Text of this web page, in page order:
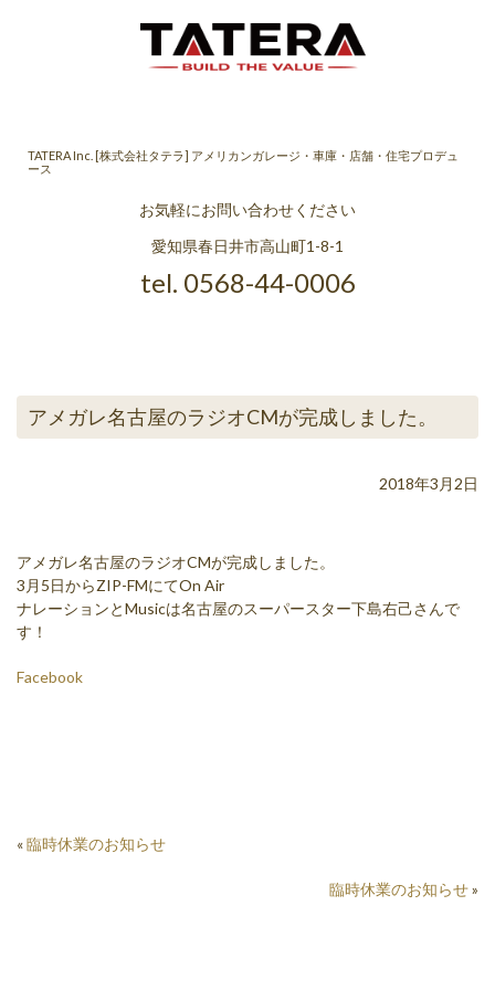
TATERA Inc. [株式会社タテラ] アメリカンガレージ・車庫・店舗・住宅プロデュ
ース
お気軽にお問い合わせください
愛知県春日井市高山町1-8-1
tel. 0568-44-0006
アメガレ名古屋のラジオCMが完成しました。
2018年3月2日
アメガレ名古屋のラジオCMが完成しました。
3月5日からZIP-FMにてOn Air
ナレーションとMusicは名古屋のスーパースター下島右己さんで
す！
Facebook
«臨時休業のお知らせ
臨時休業のお知らせ»